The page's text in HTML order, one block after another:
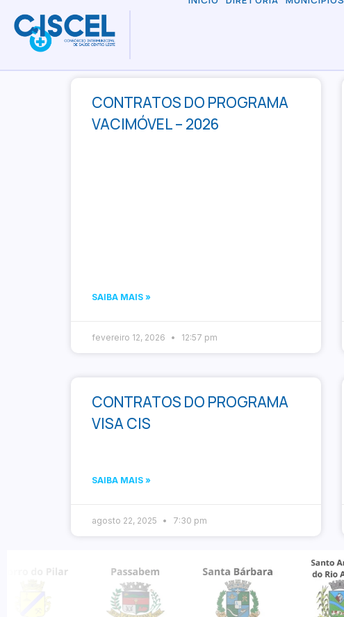
CONTRATOS DO PROGRAMA
VACIMÓVEL – 2026
SAIBA MAIS »
fevereiro 12, 2026 12:57 pm
CONTRATOS DO PROGRAMA
VISA CIS
SAIBA MAIS »
agosto 22, 2025 7:30 pm